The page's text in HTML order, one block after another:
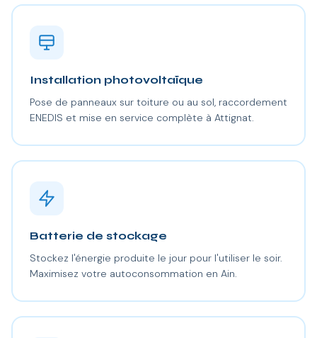
Installation photovoltaïque
Pose de panneaux sur toiture ou au sol, raccordement
ENEDIS et mise en service complète à Attignat.
Batterie de stockage
Stockez l'énergie produite le jour pour l'utiliser le soir.
Maximisez votre autoconsommation en Ain.